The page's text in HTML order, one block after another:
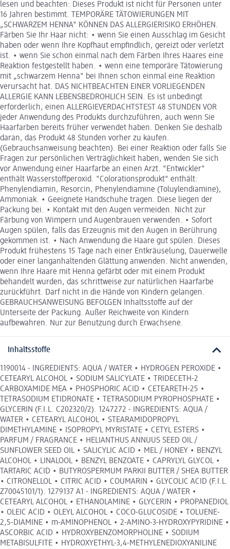
lesen und beachten: Dieses Produkt ist nicht für Personen unter
16 Jahren bestimmt. TEMPORÄRE TÄTOWIERUNGEN MIT
„SCHWARZEM HENNA" KÖNNEN DAS ALLERGIERISIKO ERHÖHEN.
Färben Sie Ihr Haar nicht: • wenn Sie einen Ausschlag im Gesicht
haben oder wenn Ihre Kopfhaut empfindlich, gereizt oder verletzt
ist. • wenn Sie schon einmal nach dem Färben Ihres Haares eine
Reaktion festgestellt haben. • wenn eine temporäre Tätowierung
mit „schwarzem Henna" bei Ihnen schon einmal eine Reaktion
verursacht hat. DAS NICHTBEACHTEN EINER VORLIEGENDEN
ALLERGIE KANN LEBENSBEDROHLICH SEIN. Es ist unbedingt
erforderlich, einen ALLERGIEVERDACHTSTEST 48 STUNDEN VOR
jeder Anwendung des Produkts durchzuführen, auch wenn Sie
Haarfarben bereits früher verwendet haben. Denken Sie deshalb
daran, das Produkt 48 Stunden vorher zu kaufen.
(Gebrauchsanweisung beachten). Bei einer Reaktion oder falls Sie
Fragen zur persönlichen Verträglichkeit haben, wenden Sie sich
vor Anwendung einer Haarfarbe an einen Arzt. "Entwickler"
enthält Wasserstoffperoxid. "Colorationsprodukt" enthält:
Phenylendiamin, Resorcin, Phenylendiamine (Toluylendiamine),
Ammoniak. • Geeignete Handschuhe tragen. Diese liegen der
Packung bei. • Kontakt mit den Augen vermeiden. Nicht zur
Färbung von Wimpern und Augenbrauen verwenden. • Sofort
Augen spülen, falls das Erzeugnis mit den Augen in Berührung
gekommen ist. • Nach Anwendung die Haare gut spülen. Dieses
Produkt frühestens 15 Tage nach einer Entkräuselung, Dauerwelle
oder einer langanhaltenden Glättung anwenden. Nicht anwenden,
wenn Ihre Haare mit Henna gefärbt oder mit einem Produkt
behandelt wurden, das schrittweise zur natürlichen Haarfarbe
zurückführt. Darf nicht in die Hände von Kindern gelangen.
GEBRAUCHSANWEISUNG BEFOLGEN Inhaltsstoffe auf der
Unterseite der Packung. Außer Reichweite von Kindern
aufbewahren. Nur zur Benutzung durch Erwachsene.
Inhaltsstoffe
1190014 - INGREDIENTS: AQUA / WATER • HYDROGEN PEROXIDE •
CETEARYL ALCOHOL • SODIUM SALICYLATE • TRIDECETH-2
CARBOXAMIDE MEA • PHOSPHORIC ACID • CETEARETH-25 •
TETRASODIUM ETIDRONATE • TETRASODIUM PYROPHOSPHATE •
GLYCERIN (F.I.L. C202320/2). 1247272 - INGREDIENTS: AQUA /
WATER • CETEARYL ALCOHOL • STEARAMIDOPROPYL
DIMETHYLAMINE • ISOPROPYL MYRISTATE • CETYL ESTERS •
PARFUM / FRAGRANCE • HELIANTHUS ANNUUS SEED OIL /
SUNFLOWER SEED OIL • SALICYLIC ACID • MEL / HONEY • BENZYL
ALCOHOL • LINALOOL • BENZYL BENZOATE • CAPRYLYL GLYCOL •
TARTARIC ACID • BUTYROSPERMUM PARKII BUTTER / SHEA BUTTER
• CITRONELLOL • CITRIC ACID • COUMARIN • GLYCOLIC ACID (F.I.L.
Z70045101/1). 1279137 A1 - INGREDIENTS: AQUA / WATER •
CETEARYL ALCOHOL • ETHANOLAMINE • GLYCERIN • PROPANEDIOL
• OLEIC ACID • OLEYL ALCOHOL • COCO-GLUCOSIDE • TOLUENE-
2,5-DIAMINE • m-AMINOPHENOL • 2-AMINO-3-HYDROXYPYRIDINE •
ASCORBIC ACID • HYDROXYBENZOMORPHOLINE • SODIUM
METABISULFITE • HYDROXYETHYL-3,4-METHYLENEDIOXYANILINE